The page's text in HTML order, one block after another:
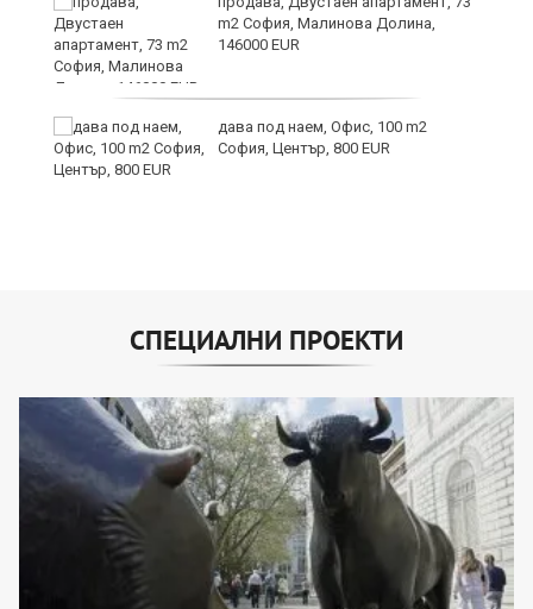
m2 София, Малинова Долина,
146000 EUR
дава под наем, Офис, 100 m2
София, Център, 800 EUR
СПЕЦИАЛНИ ПРОЕКТИ